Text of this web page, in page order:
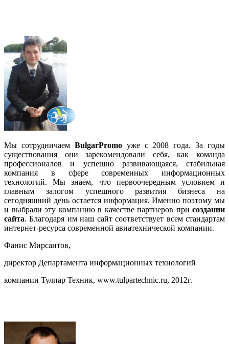
Мы сотрудничаем BulgarPromoуже с 2008 года. За годы
существования они зарекомендовали себя, как команда
профессионалов и успешно развивающаяся, стабильная
компания в сфере современных информационных
технологий. Мы знаем, что первоочередным условием и
главным залогом успешного развития бизнеса на
сегодняшний день остается информация. Именно поэтому мы
и выбрали эту компанию в качестве партнеров при создании
сайта. Благодаря им наш сайт соответствует всем стандартам
интернет-ресурса современной авиатехнической компании.
Фанис Мирсаитов,
директор Департамента информационных технологий
компании Тулпар Техник, www.tulpartechnic.ru, 2012г.